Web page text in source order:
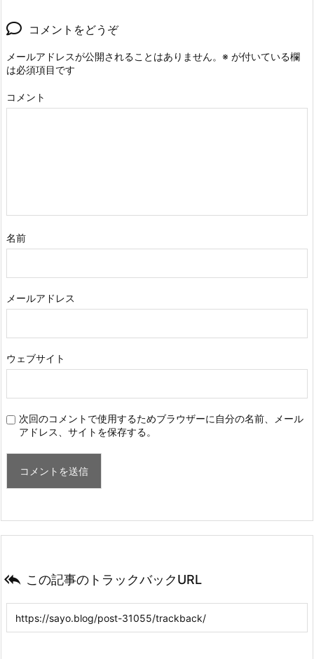
コメントをどうぞ
メールアドレスが公開されることはありません。 ※ が付いている欄
は必須項目です
コメント
名前
メールアドレス
ウェブサイト
次回のコメントで使用するためブラウザーに自分の名前、メール
アドレス、サイトを保存する。
 この記事のトラックバックURL